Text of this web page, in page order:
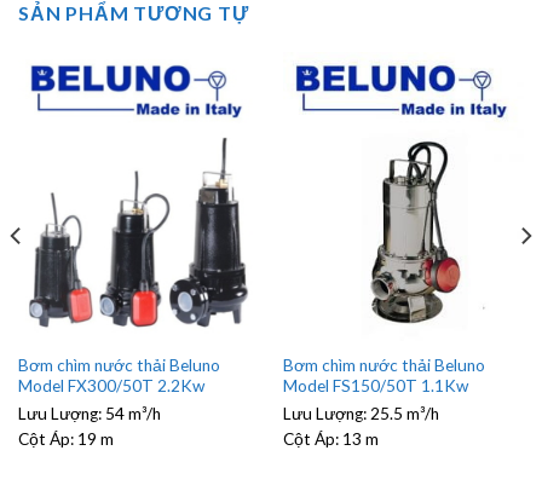
SẢN PHẨM TƯƠNG TỰ
Bơm chìm nước thải Beluno
Model FX300/50T 2.2Kw
Lưu Lượng: 54 m³/h
Cột Áp: 19 m
Bơm chìm nước thải Beluno
Model FS150/50T 1.1Kw
Lưu Lượng: 25.5 m³/h
Cột Áp: 13 m